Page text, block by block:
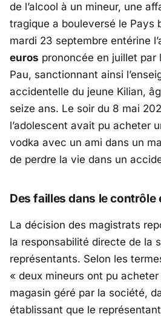
de l’alcool à un mineur, une
tragique a bouleversé le Pays
mardi 23 septembre entérine
euros prononcée en juillet par
Pau, sanctionnant ainsi
accidentelle du jeune Kilian,
seize ans. Le soir du 8 mai
l’adolescent avait pu acheter
vodka avec un ami dans un
de perdre la vie dans un
Des failles dans le contrôle
La décision des magistrats
la responsabilité directe de la
représentants. Selon les
« deux mineurs ont pu acheter
magasin géré par la société,
établissant que le